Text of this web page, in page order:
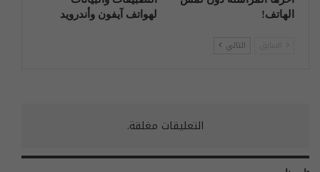
الهاتف!
لهواتف آيفون وأندرويد
التالي
التعليقات مغلقة.